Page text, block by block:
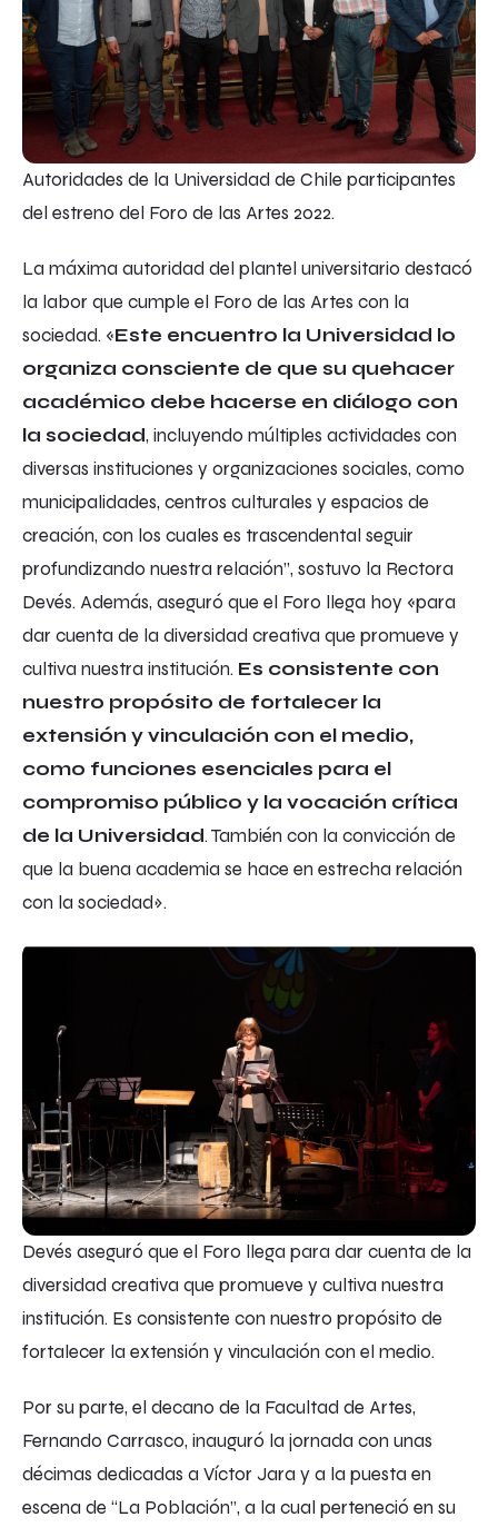
Autoridades de la Universidad de Chile participantes
del estreno del Foro de las Artes 2022.
La máxima autoridad del plantel universitario destacó
la labor que cumple el Foro de las Artes con la
sociedad. «Este encuentro la Universidad lo
organiza consciente de que su quehacer
académico debe hacerse en diálogo con
la sociedad, incluyendo múltiples actividades con
diversas instituciones y organizaciones sociales, como
municipalidades, centros culturales y espacios de
creación, con los cuales es trascendental seguir
profundizando nuestra relación”, sostuvo la Rectora
Devés. Además, aseguró que el Foro llega hoy «para
dar cuenta de la diversidad creativa que promueve y
cultiva nuestra institución. Es consistente con
nuestro propósito de fortalecer la
extensión y vinculación con el medio,
como funciones esenciales para el
compromiso público y la vocación crítica
de la Universidad. También con la convicción de
que la buena academia se hace en estrecha relación
con la sociedad».
Devés aseguró que el Foro llega para dar cuenta de la
diversidad creativa que promueve y cultiva nuestra
institución. Es consistente con nuestro propósito de
fortalecer la extensión y vinculación con el medio.
Por su parte, el decano de la Facultad de Artes,
Fernando Carrasco, inauguró la jornada con unas
décimas dedicadas a Víctor Jara y a la puesta en
escena de “La Población”, a la cual perteneció en su